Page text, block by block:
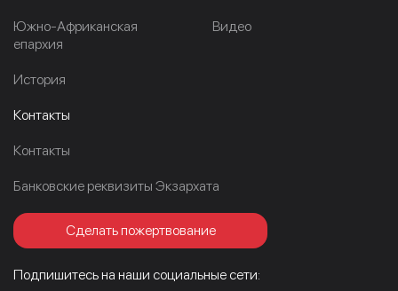
Южно-Африканская
епархия
История
Видео
Контакты
Контакты
Банковские реквизиты Экзархата
Сделать пожертвование
Подпишитесь на наши социальные сети: